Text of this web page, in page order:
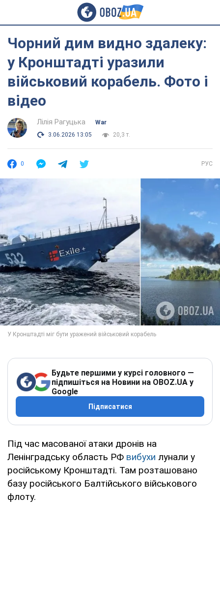
Чорний дим видно здалеку:
у Кронштадті уразили
військовий корабель. Фото і
відео
Лілія Рагуцька
War
3.06.2026 13:05
20,3 т.
0 РУС
Будьте першими у курсі головного —
підпишіться на Новини на OBOZ.UA у
Google
Підписатися
Під час масованої атаки дронів на
Ленінградську область РФ вибухи лунали у
російському Кронштадті. Там розташовано
базу російського Балтійського військового
флоту.